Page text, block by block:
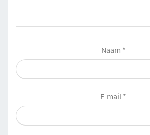
Naam *
E-mail *